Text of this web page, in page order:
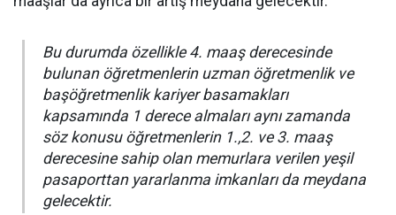
Bu durumda özellikle 4. maaş derecesinde
bulunan öğretmenlerin uzman öğretmenlik ve
başöğretmenlik kariyer basamakları
kapsamında 1 derece almaları aynı zamanda
söz konusu öğretmenlerin 1.,2. ve 3. maaş
derecesine sahip olan memurlara verilen yeşil
pasaporttan yararlanma imkanları da meydana
gelecektir.